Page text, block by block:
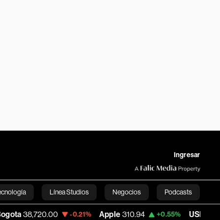
Ingresar
Línea Studios Negocios Podcasts
English
-0.21% Apple 310.94 +0.55% USD COP 3,175.78